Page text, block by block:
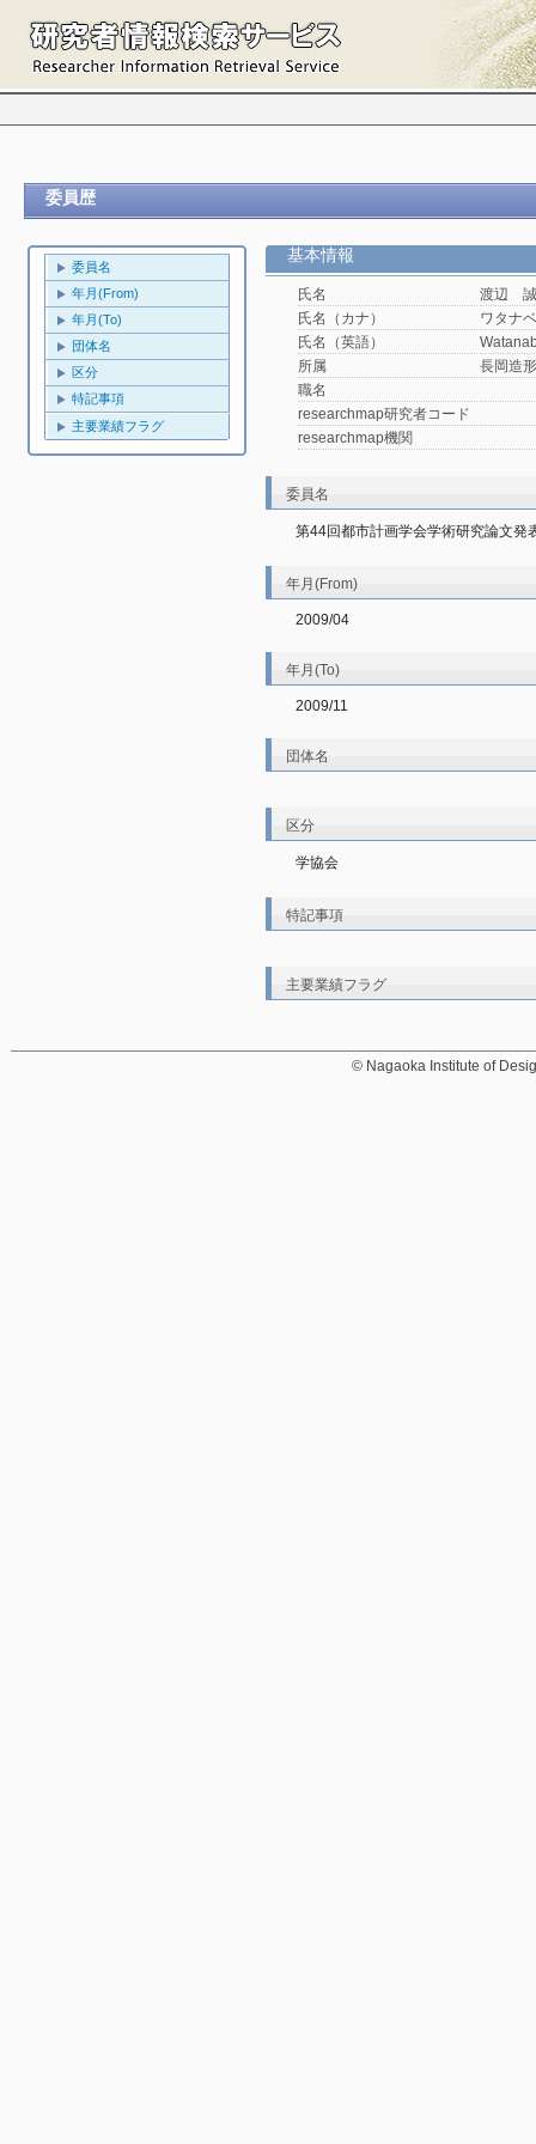
委員歴
委員名
年月(From)
年月(To)
団体名
区分
特記事項
主要業績フラグ
基本情報
氏名
渡辺
氏名（カナ）
ワタナ
氏名（英語）
所属
長岡造
職名
researchmap研究者コード
researchmap機関
委員名
第44回都市計画学会学術研究論文発
年月(From)
2009/04
年月(To)
2009/11
団体名
区分
学協会
特記事項
主要業績フラグ